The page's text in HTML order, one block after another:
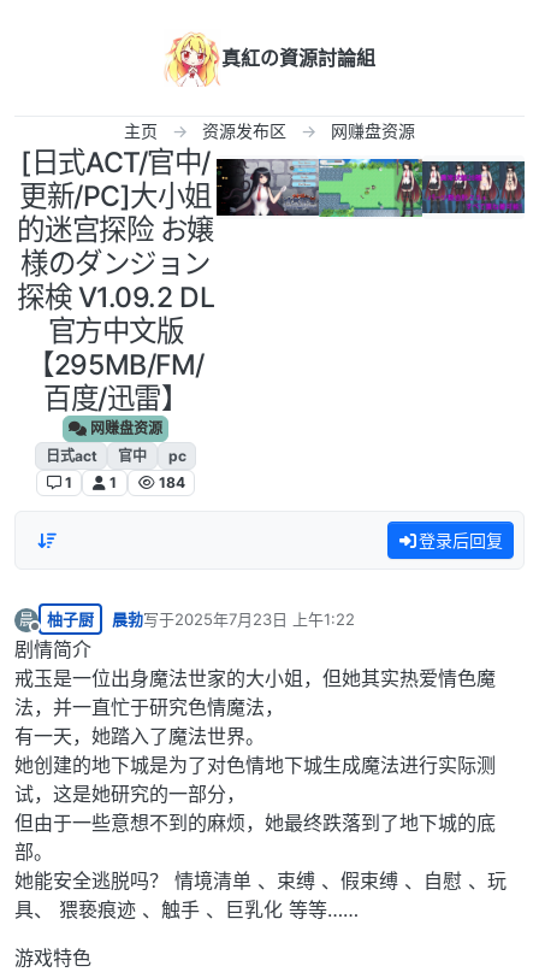
真紅の資源討論組
主页 资源发布区 网赚盘资源
[日式ACT/官中/
更新/PC]大小姐
的迷宫探险 お嬢
様のダンジョン
探検 V1.09.2 DL
官方中文版
【295MB/FM/
百度/迅雷】
网赚盘资源
日式act
官中
pc
1
1 184
登录后回复
晨
离线
柚子厨 晨勃写于2025年7月23日 上午1:22
最后由 编辑
剧情简介
戒玉是一位出身魔法世家的大小姐，但她其实热爱情色魔
法，并一直忙于研究色情魔法，
有一天，她踏入了魔法世界。
她创建的地下城是为了对色情地下城生成魔法进行实际测
试，这是她研究的一部分，
但由于一些意想不到的麻烦，她最终跌落到了地下城的底
部。
她能安全逃脱吗？ 情境清单 、束缚 、假束缚 、自慰 、玩
具、 猥亵痕迹 、触手 、巨乳化 等等……
游戏特色